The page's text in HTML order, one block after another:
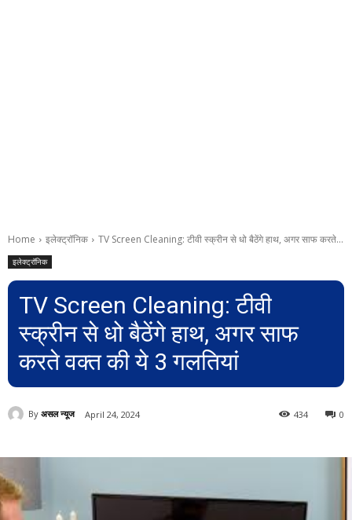
Home इलेक्ट्रॉनिक TV Screen Cleaning: टीवी स्क्रीन से धो बैठेंगे हाथ, अगर साफ करते...
इलेक्ट्रॉनिक
TV Screen Cleaning: टीवी
स्क्रीन से धो बैठेंगे हाथ, अगर साफ
करते वक्त की ये 3 गलतियां
By असल न्यूज April 24, 2024 0
434